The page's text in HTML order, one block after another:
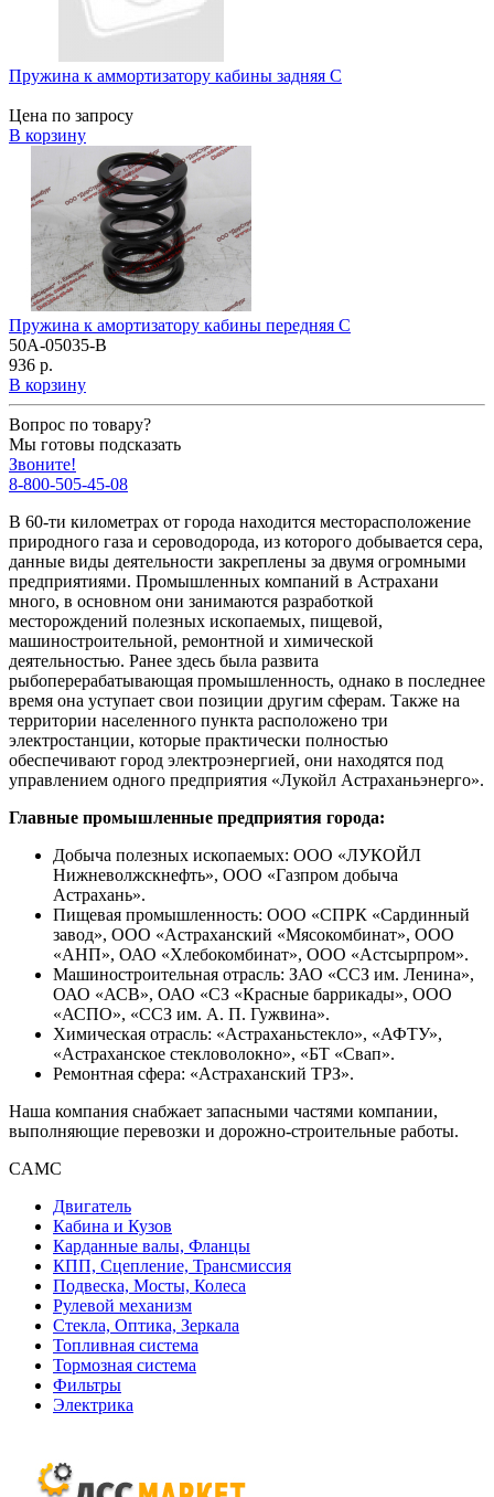
Пружина к аммортизатору кабины задняя C
Цена по запросу
В корзину
Пружина к амортизатору кабины передняя C
50A-05035-B
936 р.
В корзину
Вопрос по товару?
Мы готовы подсказать
Звоните!
8-800-505-45-08
В 60-ти километрах от города находится месторасположение
природного газа и сероводорода, из которого добывается сера,
данные виды деятельности закреплены за двумя огромными
предприятиями. Промышленных компаний в Астрахани
много, в основном они занимаются разработкой
месторождений полезных ископаемых, пищевой,
машиностроительной, ремонтной и химической
деятельностью. Ранее здесь была развита
рыбоперерабатывающая промышленность, однако в последнее
время она уступает свои позиции другим сферам. Также на
территории населенного пункта расположено три
электростанции, которые практически полностью
обеспечивают город электроэнергией, они находятся под
управлением одного предприятия «Лукойл Астраханьэнерго».
Главные промышленные предприятия города:
Добыча полезных ископаемых: ООО «ЛУКОЙЛ
Нижневолжскнефть», ООО «Газпром добыча
Астрахань».
Пищевая промышленность: ООО «СПРК «Сардинный
завод», ООО «Астраханский «Мясокомбинат», ООО
«АНП», ОАО «Хлебокомбинат», ООО «Астсырпром».
Машиностроительная отрасль: ЗАО «ССЗ им. Ленина»,
ОАО «АСВ», ОАО «СЗ «Красные баррикады», ООО
«АСПО», «ССЗ им. А. П. Гужвина».
Химическая отрасль: «Астраханьстекло», «АФТУ»,
«Астраханское стекловолокно», «БТ «Свап».
Ремонтная сфера: «Астраханский ТРЗ».
Наша компания снабжает запасными частями компании,
выполняющие перевозки и дорожно-строительные работы.
CAMC
Двигатель
Кабина и Кузов
Карданные валы, Фланцы
КПП, Сцепление, Трансмиссия
Подвеска, Мосты, Колеса
Рулевой механизм
Стекла, Оптика, Зеркала
Топливная система
Тормозная система
Фильтры
Электрика